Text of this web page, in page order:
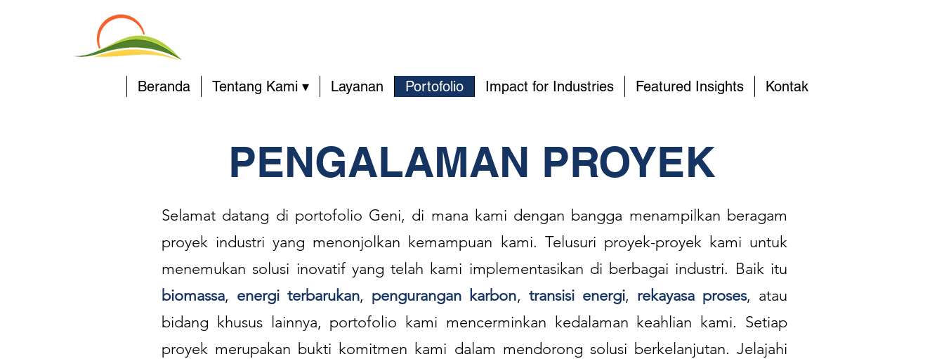
Beranda Tentang Kami ▾ Layanan Portofolio Impact for Industries Featured Insights Kontak
PENGALAMAN PROYEK
Selamat datang di portofolio Geni, di mana kami dengan bangga menampilkan beragam
proyek industri yang menonjolkan kemampuan kami. Telusuri proyek-proyek kami untuk
menemukan solusi inovatif yang telah kami implementasikan di berbagai industri. Baik itu
biomassa, energi terbarukan, pengurangan karbon, transisi energi, rekayasa proses, atau
bidang khusus lainnya, portofolio kami mencerminkan kedalaman keahlian kami. Setiap
proyek merupakan bukti komitmen kami dalam mendorong solusi berkelanjutan. Jelajahi